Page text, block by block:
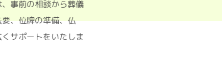
は、事前の相談から葬儀
・法要、位牌の準備、仏
広くサポートをいたしま